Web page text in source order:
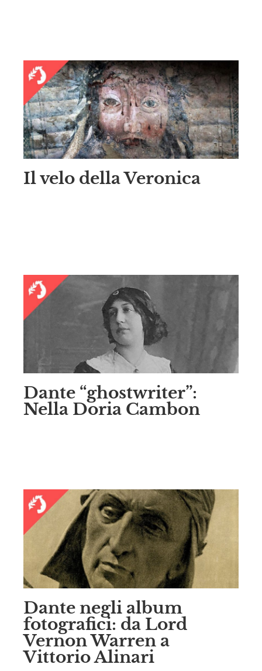
Il velo della Veronica
Dante “ghostwriter”:
Nella Doria Cambon
Dante negli album
fotografici: da Lord
Vernon Warren a
Vittorio Alinari